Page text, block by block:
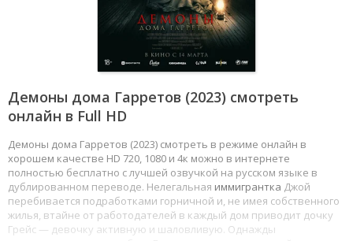
Демоны дома Гарретов (2023) смотреть
онлайн в Full HD
Демоны дома Гарретов (2023) смотреть в режиме онлайн в
хорошем качестве HD 720, 1080 и 4к можно в интернете
полностью бесплатно с лучшей озвучкой на русском языке в
дублированном переводе. Нелегальная иммигрантка Джой
перебивается подработками горничной и, не имея собственного
жилья, втайне от работодателей в каждый дом приводит дочку
Грейс — девочку активную и шаловливую. Однажды